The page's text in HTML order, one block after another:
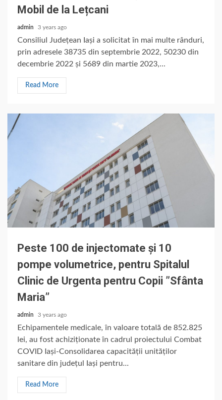
Mobil de la Lețcani
admin 3 years ago
Consiliul Județean Iași a solicitat în mai multe rânduri,
prin adresele 38735 din septembrie 2022, 50230 din
decembrie 2022 și 5689 din martie 2023,...
Read More
Peste 100 de injectomate și 10
pompe volumetrice, pentru Spitalul
Clinic de Urgenta pentru Copii ”Sfânta
Maria”
admin 3 years ago
Echipamentele medicale, în valoare totală de 852.825
lei, au fost achiziționate în cadrul proiectului Combat
COVID Iași-Consolidarea capacității unităților
sanitare din județul Iași pentru...
Read More